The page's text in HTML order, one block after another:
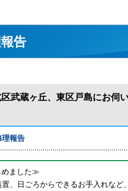
告
武蔵ヶ丘、東区戸島にお伺
理報告
めました≫
、日ごろからできるお手入れなど